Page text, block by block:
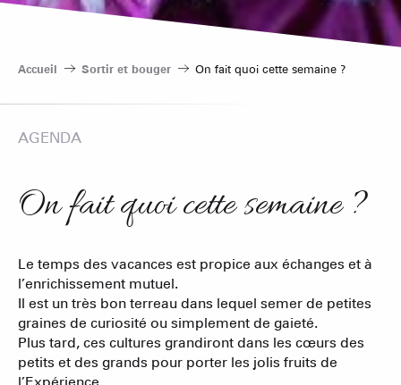
Accueil Sortir et bouger On fait quoi cette semaine ?
AGENDA
On fait quoi cette semaine ?
Le temps des vacances est propice aux échanges et à
l’enrichissement mutuel.
Il est un très bon terreau dans lequel semer de petites
graines de curiosité ou simplement de gaieté.
Plus tard, ces cultures grandiront dans les cœurs des
petits et des grands pour porter les jolis fruits de
l’Expérience.